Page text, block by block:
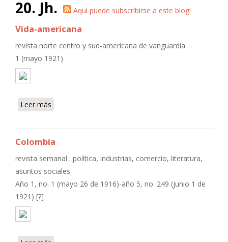
20. Jh. Aquí puede subscribirse a este blog!
Vida-americana
revista norte centro y sud-americana de vanguardia
1 (mayo 1921)
Leer más
Colombia
revista semanal : política, industrias, comercio, literatura,
asuntos sociales
Año 1, no. 1 (mayo 26 de 1916)-año 5, no. 249 (junio 1 de
1921) [?]